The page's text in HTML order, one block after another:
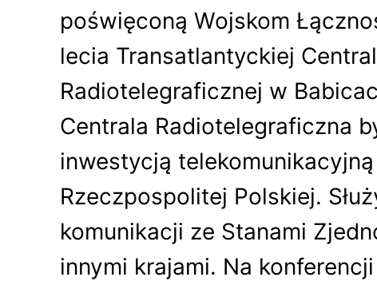
poświęconą Wojskom
lecia Transatlantyckiej
Radiotelegraficznej w
Centrala Radiotelegraficzna
inwestycją
Rzeczpospolitej Polskiej.
komunikacji ze Stanami
innymi krajami. Na